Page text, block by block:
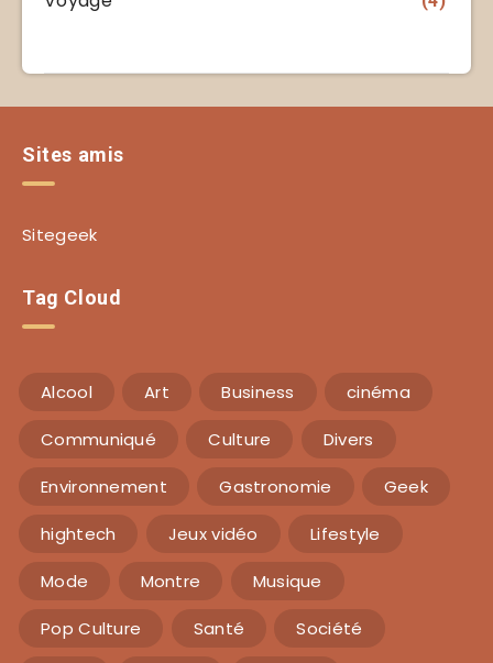
Sites amis
Sitegeek
Tag Cloud
Alcool Art Business cinéma
Communiqué Culture Divers
Environnement Gastronomie Geek
hightech Jeux vidéo Lifestyle
Mode Montre Musique
Pop Culture Santé Société